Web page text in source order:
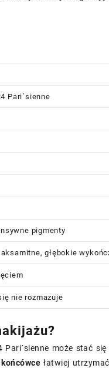
Pari´sienne
pigmenty
głębokie
nie rozmazuje
może stać się
łatwiej